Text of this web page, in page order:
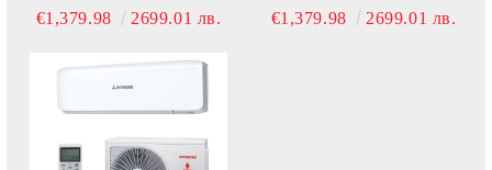
HEAVY INDUSTRIES
SRK50ZS-W + SRC50ZS-W
€1,379.98 2699.01 лв.
HEAVY INDUSTRIES
SRK50ZS-W + SRC50ZS-W
€1,379.98 2699.01 лв.